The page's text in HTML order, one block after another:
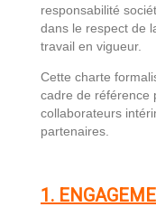
responsabilité
dans le respect de
travail en vigueur.
Cette charte
cadre de référence
collaborateurs
partenaires.
1.